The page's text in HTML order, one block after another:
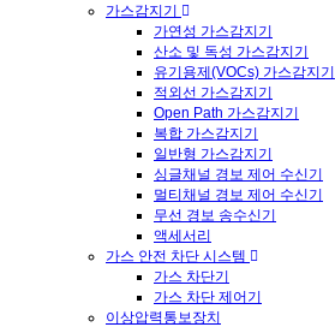
가스감지기
가연성 가스감지기
산소 및 독성 가스감지기
유기용제(VOCs) 가스감지기
적외선 가스감지기
Open Path 가스감지기
복합 가스감지기
일반형 가스감지기
싱글채널 경보 제어 수신기
멀티채널 경보 제어 수신기
무선 경보 송수신기
액세서리
가스 안전 차단 시스템
가스 차단기
가스 차단 제어기
이상압력통보장치